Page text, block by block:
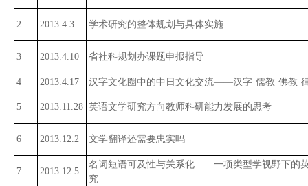
2 2013.4.3 学术研究的整体规划与具体实施
3 2013.4.10 省社科规划办课题申报指导
4 2013.4.17 汉字文化圈中的中日文化交流——汉字·儒教·佛教·
5 2013.11.28 英语文学研究方向教师科研能力发展的思考
6 2013.12.2 文学翻译还需要忠实吗
7 2013.12.5
名词短语可及性与关系化——一项类型学视野下的
究